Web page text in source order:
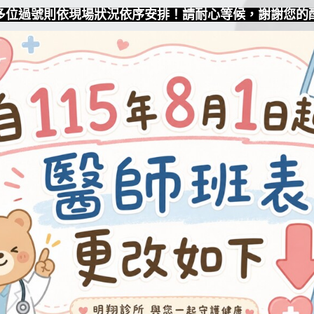
位過號則依現場狀況依序安排！請耐心等候，謝謝您的